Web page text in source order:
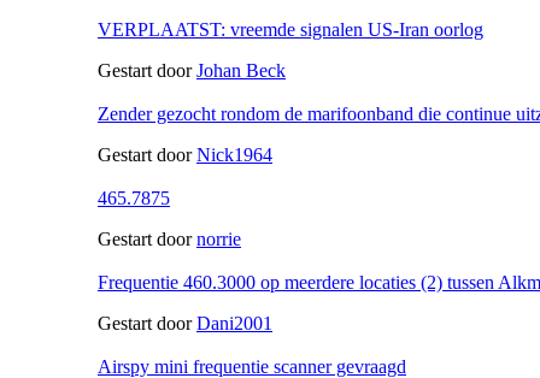
VERPLAATST: vreemde signalen US-Iran oorlog
Gestart doorJohan Beck
Zender gezocht rondom de marifoonband die continue
Gestart doorNick1964
465.7875
Gestart doornorrie
Frequentie 460.3000 op meerdere locaties (2) tussen
Gestart doorDani2001
Airspy mini frequentie scanner gevraagd